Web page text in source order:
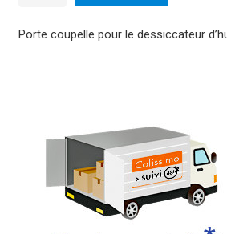
quantity
Porte coupelle pour le dessiccateur